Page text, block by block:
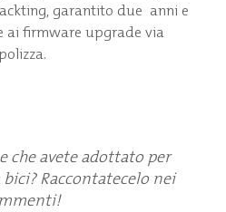
garantito due anni e
ai firmware upgrade via
che avete adottato per
Raccontatecelo nei